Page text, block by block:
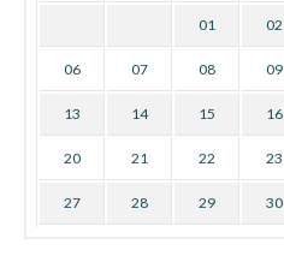
01 02
06 07 08 09
13 14 15 16
20 21 22 23
27 28 29 30